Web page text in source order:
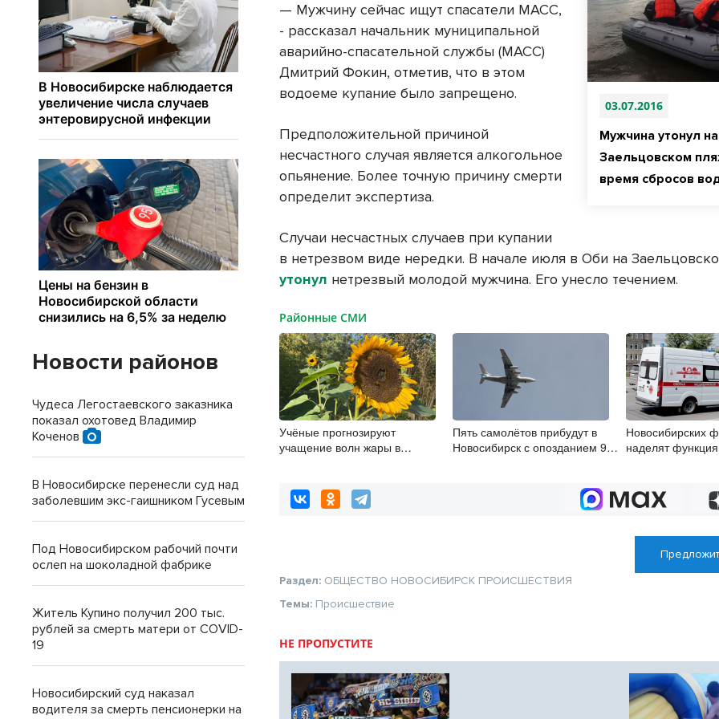
03.07.2016
Мужчина утонул на
Заельцовском
время сбросов
— Мужчину сейчас ищут спасатели МАСС,
- рассказал начальник муниципальной
аварийно-спасательной службы (МАСС)
Дмитрий Фокин, отметив, что в этом
водоеме купание было запрещено.
Предположительной причиной
несчастного случая является алкогольное
опьянение. Более точную причину смерти
определит экспертиза.
Случаи несчастных случаев при купании
в нетрезвом виде нередки. В начале июля в Оби на
утонул нетрезвый молодой мужчина. Его унесло течением.
Районные СМИ
Учёные прогнозируют
учащение волн жары в
Пять самолётов прибудут в
Новосибирск с опозданием 9
Новосибирских
наделят
Раздел: ОБЩЕСТВО НОВОСИБИРСК ПРОИСШЕСТВИЯ
Темы: Происшествие
НЕ ПРОПУСТИТЕ
Новости районов
Чудеса Легостаевского заказника
показал охотовед Владимир
Коченов
В Новосибирске перенесли суд над
заболевшим экс-гаишником Гусевым
Под Новосибирском рабочий почти
ослеп на шоколадной фабрике
Житель Купино получил 200 тыс.
рублей за смерть матери от COVID-
19
Новосибирский суд наказал
водителя за смерть пенсионерки на